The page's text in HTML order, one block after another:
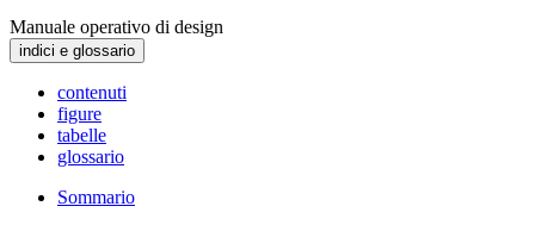
Manuale operativo di design
indici e glossario
contenuti
figure
tabelle
glossario
Sommario